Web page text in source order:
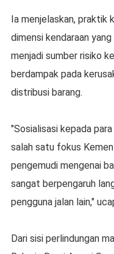
Ia menjelaskan, praktik
dimensi kendaraan
menjadi sumber risiko
berdampak pada
distribusi barang.
"Sosialisasi kepada
salah satu fokus
pengemudi mengenai
sangat berpengaruh
pengguna jalan lain,"
Dari sisi perlindungan